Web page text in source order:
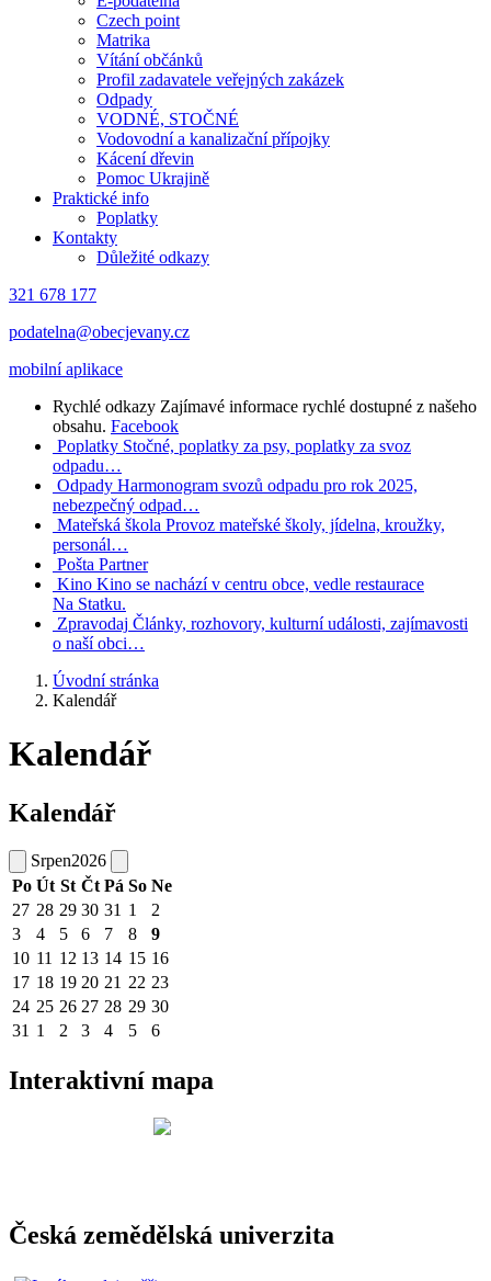
Czech point
Matrika
Vítání občánků
Profil zadavatele veřejných zakázek
Odpady
VODNÉ, STOČNÉ
Vodovodní a kanalizační přípojky
Kácení dřevin
Pomoc Ukrajině
Praktické info
Poplatky
Kontakty
Důležité odkazy
321 678 177
podatelna@obecjevany.cz
mobilní aplikace
Rychlé odkazy Zajímavé informace rychlé dostupné z našeho
obsahu. Facebook
Poplatky Stočné, poplatky za psy, poplatky za svoz
odpadu…
Odpady Harmonogram svozů odpadu pro rok 2025,
nebezpečný odpad…
Mateřská škola Provoz mateřské školy, jídelna, kroužky,
personál…
Pošta Partner
Kino Kino se nachází v centru obce, vedle restaurace
Na Statku.
Zpravodaj Články, rozhovory, kulturní události, zajímavosti
o naší obci…
Úvodní stránka
Kalendář
Kalendář
Kalendář
Srpen2026
Po Út St Čt Pá So Ne
27 28 29 30 31 1
2
3
4 5 6 7 8
9
10 11 12 13 14 15 16
17 18 19 20 21 22 23
24 25 26 27 28 29 30
31 1 2 3 4 5 6
Interaktivní mapa
Česká zemědělská univerzita